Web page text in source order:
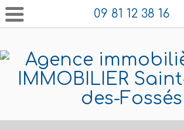
09 81 12 38 16